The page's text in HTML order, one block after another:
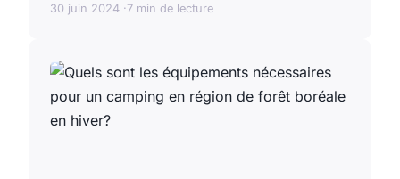
30 juin 2024 7 min de lecture